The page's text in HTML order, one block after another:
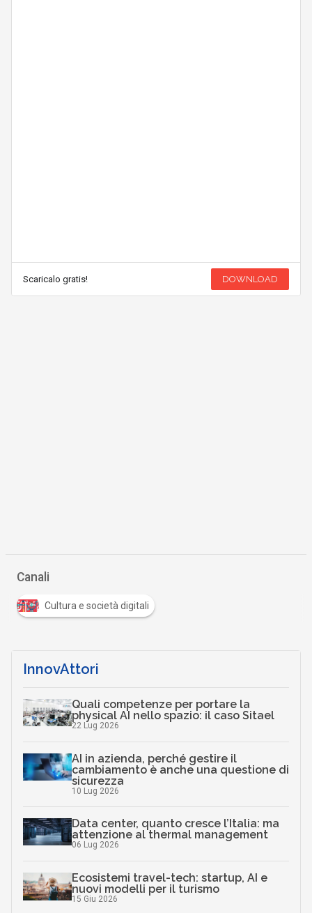
Scaricalo gratis! DOWNLOAD
Canali
Cultura e società digitali
InnovAttori
Quali competenze per portare la
physical AI nello spazio: il caso Sitael
22 Lug 2026
AI in azienda, perché gestire il
cambiamento è anche una questione di
sicurezza
10 Lug 2026
Data center, quanto cresce l’Italia: ma
attenzione al thermal management
06 Lug 2026
Ecosistemi travel-tech: startup, AI e
nuovi modelli per il turismo
15 Giu 2026